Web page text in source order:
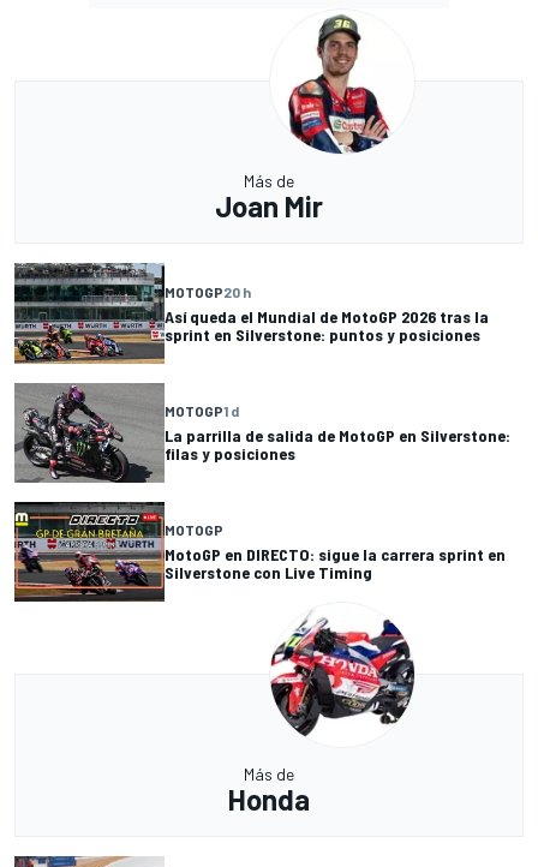
Más de
Joan Mir
MOTOGP20 h
Así queda el Mundial de MotoGP 2026 tras la
sprint en Silverstone: puntos y posiciones
MOTOGP1 d
La parrilla de salida de MotoGP en Silverstone:
filas y posiciones
MOTOGP
MotoGP en DIRECTO: sigue la carrera sprint en
Silverstone con Live Timing
Más de
Honda